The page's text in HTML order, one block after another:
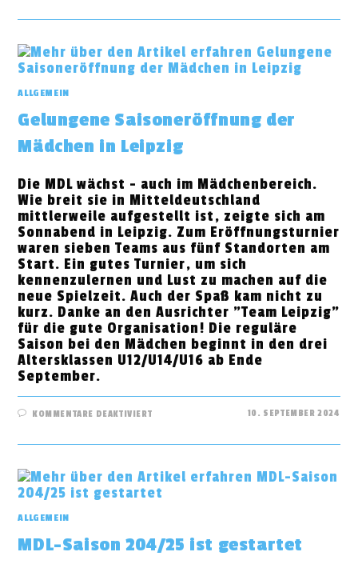
CUP
WEIMAR
ERÖFFNET
ALLGEMEIN
Gelungene Saisoneröffnung der
Mädchen in Leipzig
Die MDL wächst - auch im Mädchenbereich.
Wie breit sie in Mitteldeutschland
mittlerweile aufgestellt ist, zeigte sich am
Sonnabend in Leipzig. Zum Eröffnungsturnier
waren sieben Teams aus fünf Standorten am
Start. Ein gutes Turnier, um sich
kennenzulernen und Lust zu machen auf die
neue Spielzeit. Auch der Spaß kam nicht zu
kurz. Danke an den Ausrichter "Team Leipzig"
für die gute Organisation! Die reguläre
Saison bei den Mädchen beginnt in den drei
Altersklassen U12/U14/U16 ab Ende
September.
KOMMENTARE DEAKTIVIERTFÜR
DER
LEIPZIG
10. SEPTEMBER 2024
ALLGEMEIN
MDL-Saison 204/25 ist gestartet